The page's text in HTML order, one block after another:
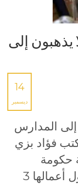
يذهبون إلى
14
ديسمبر
إلى المدارس
14 كانون الأول 2023 كتب فؤاد بزي
حكومة
تصريف الأعمال التي يحمل جدول أعمالها 3